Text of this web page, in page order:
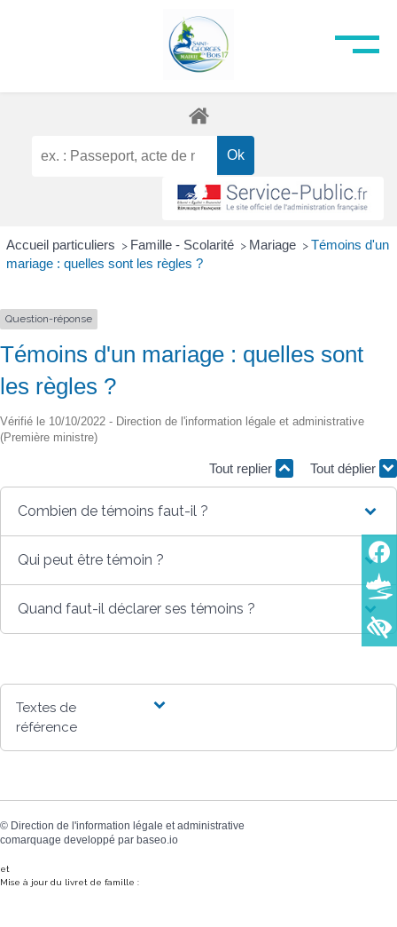
Accueil particuliers > Famille - Scolarité > Mariage > Témoins d'un
mariage : quelles sont les règles ?
Question-réponse
Témoins d'un mariage : quelles sont
les règles ?
Vérifié le 10/10/2022 - Direction de l'information légale et administrative
(Première ministre)
Tout replier Tout déplier
Combien de témoins faut-il ?
Qui peut être témoin ?
Quand faut-il déclarer ses témoins ?
Textes de
référence
© Direction de l'information légale et administrative
comarquage developpé par baseo.io
et
Mise à jour du livret de famille :